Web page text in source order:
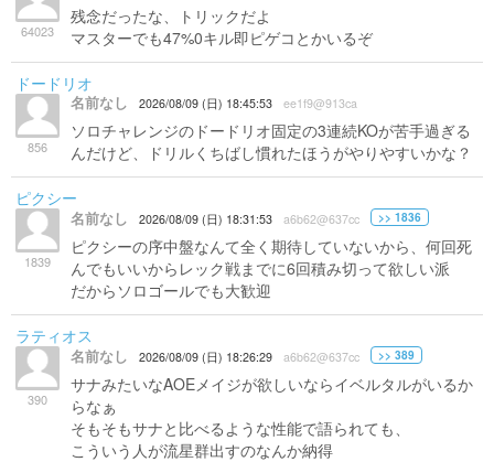
64023
残念だったな、トリックだよ
マスターでも47%0キル即ピゲコとかいるぞ
ドードリオ
856
名前なし 2026/08/09 (日) 18:45:53 ee1f9@913ca
ソロチャレンジのドードリオ固定の3連続KOが苦手過ぎる
んだけど、ドリルくちばし慣れたほうがやりやすいかな？
ピクシー
1839
名前なし 2026/08/09 (日) 18:31:53 a6b62@637cc >> 1836
ピクシーの序中盤なんて全く期待していないから、何回死
んでもいいからレック戦までに6回積み切って欲しい派
だからソロゴールでも大歓迎
ラティオス
390
名前なし 2026/08/09 (日) 18:26:29 a6b62@637cc >> 389
サナみたいなAOEメイジが欲しいならイベルタルがいるか
らなぁ
そもそもサナと比べるような性能で語られても、
こういう人が流星群出すのなんか納得